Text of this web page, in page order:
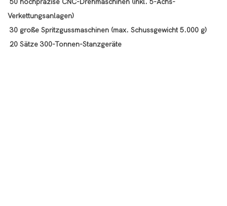
Verkettungsanlagen)
30 große Spritzgussmaschinen (max. Schussgewicht 5.000 g)
20 Sätze 300-Tonnen-Stanzgeräte